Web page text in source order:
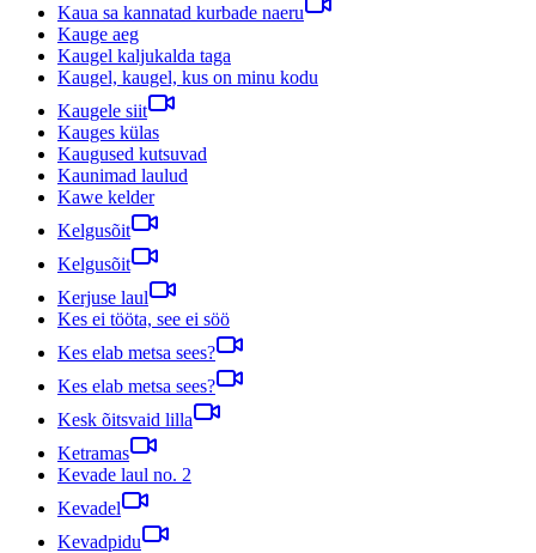
Kaua sa kannatad kurbade naeru
Kauge aeg
Kaugel kaljukalda taga
Kaugel, kaugel, kus on minu kodu
Kaugele siit
Kauges külas
Kaugused kutsuvad
Kaunimad laulud
Kawe kelder
Kelgusõit
Kelgusõit
Kerjuse laul
Kes ei tööta, see ei söö
Kes elab metsa sees?
Kes elab metsa sees?
Kesk õitsvaid lilla
Ketramas
Kevade laul no. 2
Kevadel
Kevadpidu